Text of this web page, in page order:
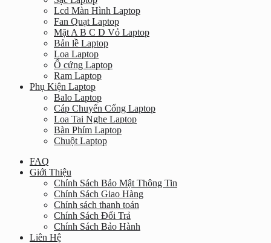
Lcd Màn Hình Laptop
Fan Quạt Laptop
Mặt A B C D Vỏ Laptop
Bản lề Laptop
Loa Laptop
Ổ cứng Laptop
Ram Laptop
Phụ Kiện Laptop
Balo Laptop
Cáp Chuyển Cổng Laptop
Loa Tai Nghe Laptop
Bàn Phím Laptop
Chuột Laptop
FAQ
Giới Thiệu
Chính Sách Bảo Mật Thông Tin
Chính Sách Giao Hàng
Chính sách thanh toán
Chính Sách Đổi Trả
Chính Sách Bảo Hành
Liên Hệ